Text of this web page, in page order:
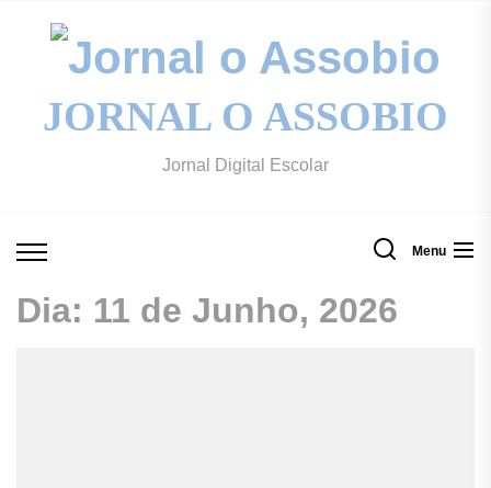
o
JORNAL O ASSOBIO
Jornal Digital Escolar
Menu
Dia: 11 de Junho, 2026